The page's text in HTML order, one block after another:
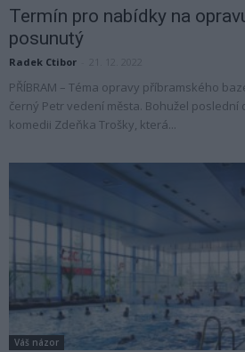
Termín pro nabídky na
posunutý
Radek Ctibor
PŘÍBRAM – Téma opravy příbramského
černý Petr vedení města. Bohužel poslední
komedii Zdeňka Trošky, která...
Váš názor